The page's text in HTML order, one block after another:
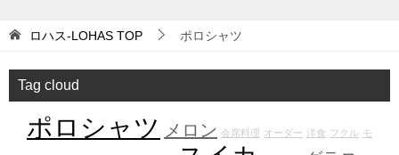
ロハス-LOHAS TOP ポロシャツ
Tag cloud
ポロシャツ メロン 会席料理 オーダー 洋食 フクル モ